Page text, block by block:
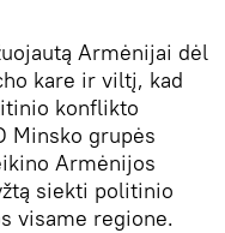
Armėnijai dėl
kare ir viltį, kad
konflikto
Minsko grupės
Armėnijos
siekti politinio
visame regione.